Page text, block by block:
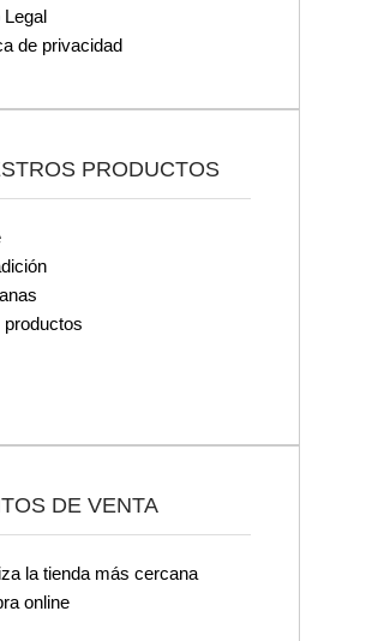
de privacidad
PRODUCTOS
DE VENTA
la tienda más cercana
online